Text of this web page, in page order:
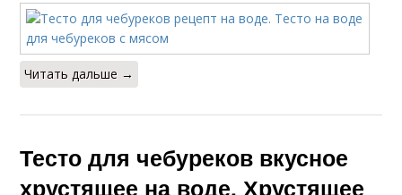
Читать дальше →
Тесто для чебуреков вкусное
хрустящее на воде. Хрустящее